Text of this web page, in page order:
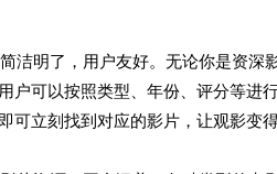
洁明了，用户友好。无论你是资
户可以按照类型、年份、评分等进
可立刻找到对应的影片，让观影变